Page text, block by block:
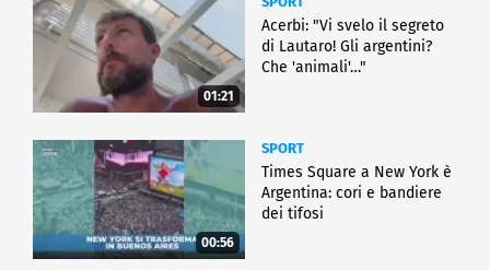
01:21
Acerbi: "Vi svelo il segreto
di Lautaro! Gli argentini?
Che 'animali'…"
00:56
SPORT
Times Square a New York è
Argentina: cori e bandiere
dei tifosi